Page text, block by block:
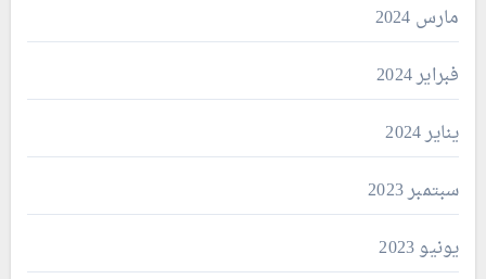
مارس 2024
فبراير 2024
يناير 2024
سبتمبر 2023
يونيو 2023